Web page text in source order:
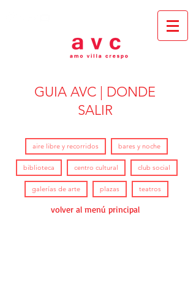
GUIA AVC | DONDE
SALIR
aire libre y recorridos bares y noche
biblioteca centro cultural club social
galerías de arte plazas teatros
volver al menú principal